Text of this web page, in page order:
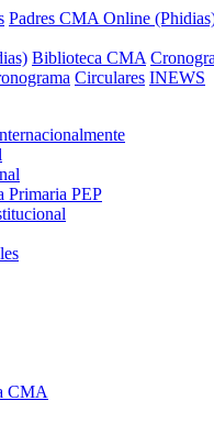
Padres CMA Online
Biblioteca CMA
Circulares INEWS
Primaria PEP
CMA